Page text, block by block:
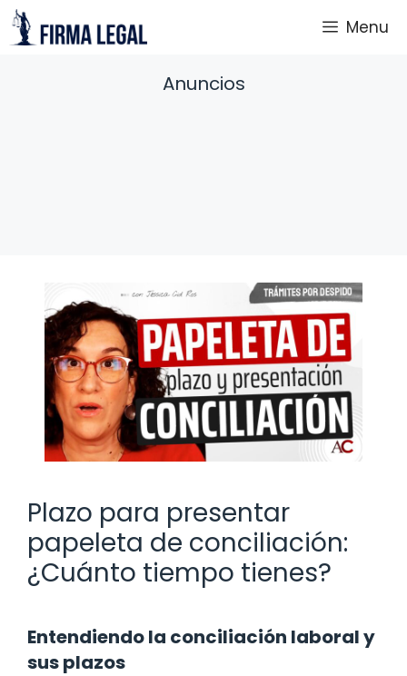
Saltar
al
Menu
Anuncios
Plazo para presentar
papeleta de conciliación:
¿Cuánto tiempo tienes?
Entendiendo la conciliación laboral y
sus plazos